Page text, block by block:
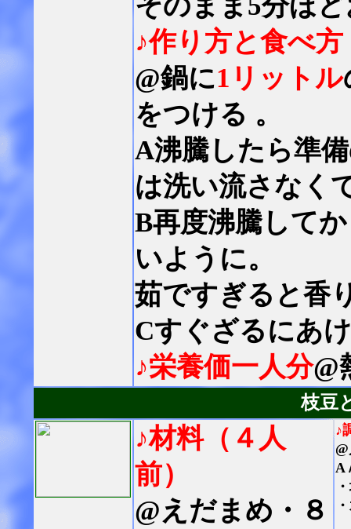
♪作り方と食べ方
@鍋に1リットル
をつける 。
A沸騰したら準
は洗い流さなく
B再度沸騰して
いように。
茹ですぎると香
Cすぐざるにあ
♪栄養価一人分@
枝豆
♪材料（４人
前）
@えだまめ・８
♪
A